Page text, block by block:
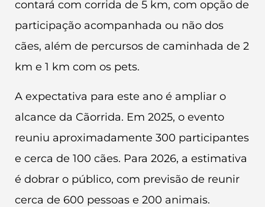
contará com corrida de 5 km, com opção de
participação acompanhada ou não dos
cães, além de percursos de caminhada de 2
km e 1 km com os pets.
A expectativa para este ano é ampliar o
alcance da Cãorrida. Em 2025, o evento
reuniu aproximadamente 300 participantes
e cerca de 100 cães. Para 2026, a estimativa
é dobrar o público, com previsão de reunir
cerca de 600 pessoas e 200 animais.